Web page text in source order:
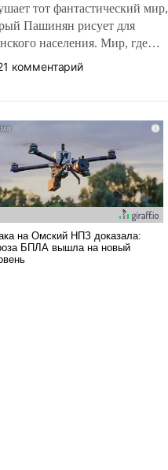
тот фантастический мир,
Пашинян рисует для
населения. Мир, где
прожекты будут
оплачиваться за счет
отвечать.
комментарий